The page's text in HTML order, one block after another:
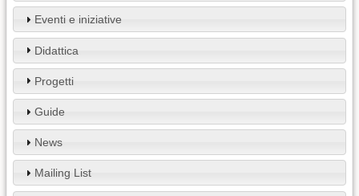
Eventi e iniziative
Didattica
Progetti
Guide
News
Mailing List